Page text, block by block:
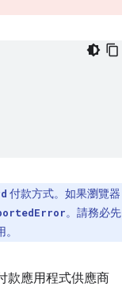
付款方式。如果瀏覽器
。請務必先
款應用程式供應商